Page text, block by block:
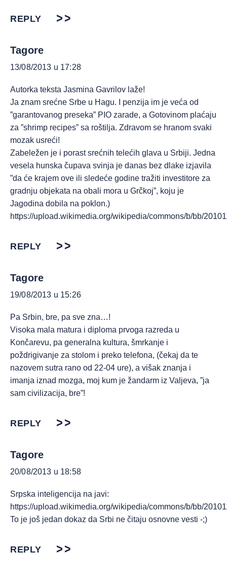
REPLY
Tagore
13/08/2013 u 17:28
Autorka teksta Jasmina Gavrilov laže!
Ja znam srećne Srbe u Hagu. I penzija im je veća od
”garantovanog preseka” PIO zarade, a Gotovinom plaćaju
za ”shrimp recipes” sa roštilja. Zdravom se hranom svaki
mozak usreći!
Zabeležen je i porast srećnih telećih glava u Srbiji. Jedna
vesela hunska čupava svinja je danas bez dlake izjavila
”da će krajem ove ili sledeće godine tražiti investitore za
gradnju objekata na obali mora u Grčkoj”, koju je
Jagodina dobila na poklon.)
https://upload.wikimedia.org/wikipedia/commons/b/bb/
REPLY
Tagore
19/08/2013 u 15:26
Pa Srbin, bre, pa sve zna…!
Visoka mala matura i diploma prvoga razreda u
Končarevu, pa generalna kultura, šmrkanje i
poždrigivanje za stolom i preko telefona, (čekaj da te
nazovem sutra rano od 22-04 ure), a višak znanja i
imanja iznad mozga, moj kum je žandarm iz Valjeva, ”ja
sam civilizacija, bre”!
REPLY
Tagore
20/08/2013 u 18:58
Srpska inteligencija na javi:
https://upload.wikimedia.org/wikipedia/commons/b/bb/
To je još jedan dokaz da Srbi ne čitaju osnovne vesti -;)
REPLY